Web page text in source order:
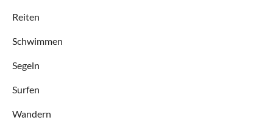
Reiten
Schwimmen
Segeln
Surfen
Wandern